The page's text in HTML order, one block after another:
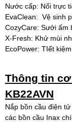
Nước cấp: Nối trực
EvaClean: Vệ sinh
CozyCare: Sưởi ấm
X-Fresh: Khử mùi
EcoPower: TIết
Thông tin
KB22AVN
Nắp bồn cầu điện
các bồn cầu Inax